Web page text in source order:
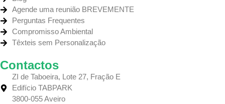
Agende uma reunião BREVEMENTE
Perguntas Frequentes
Compromisso Ambiental
Têxteis sem Personalização
Contactos
ZI de Taboeira, Lote 27, Fração E
Edifício TABPARK
3800-055 Aveiro